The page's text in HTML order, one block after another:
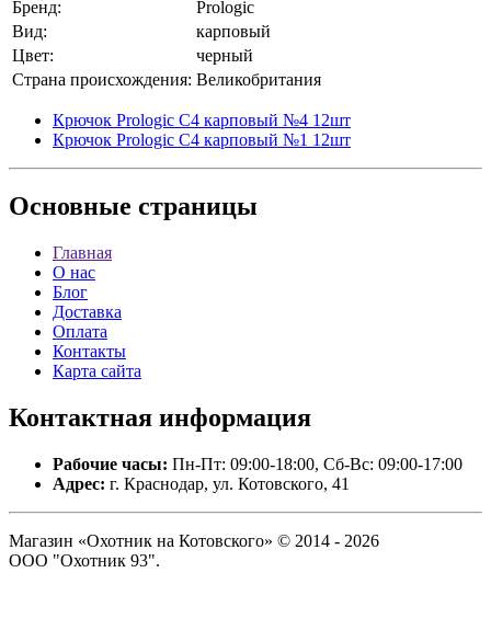
Бренд:
Prologic
Вид:
карповый
Цвет:
черный
Страна происхождения: Великобритания
Крючок Prologic C4 карповый №4 12шт
Крючок Prologic C4 карповый №1 12шт
Основные страницы
Главная
О нас
Блог
Доставка
Оплата
Контакты
Карта сайта
Контактная информация
Рабочие часы: Пн-Пт: 09:00-18:00, Сб-Вс: 09:00-17:00
Адрес: г. Краснодар, ул. Котовского, 41
Магазин «Охотник на Котовского» © 2014 - 2026
ООО "Охотник 93".